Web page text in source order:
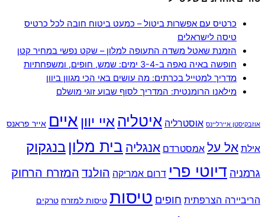
כרטיס עם אפשרות ביטול – כמעט ביטוח חובה לכל כרטיס
טיסה לישראלים
הזמנת שאטל משדה התעופה למלון – שקט נפשי במחיר קטן
חופשה באיה נאפה ב-3-4 ימים: שמש, חופים, ומשפחתיות
מדריך למטייל בכרתים: מה עושים באי הכי מגוון ביוון
מילאנו הרומנטית: המדריך לסוף שבוע זוגי מושלם
אוזבקיסטן איירליינס אוסטרליה איטליה איי יוון איים אייר פראנס
אילת אל על אמסטרדם אנגליה בית מלון בנגקוק
גרמניה דיוטי פרי דרום אמריקה הולנד המזרח הרחוק
הריביירה הצרפתית חופים טיסות טיסות למזרח טרקים